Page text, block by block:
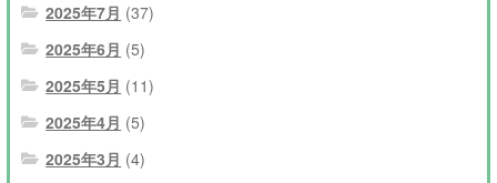
2025年7月 (37)
2025年6月 (5)
2025年5月 (11)
2025年4月 (5)
2025年3月 (4)